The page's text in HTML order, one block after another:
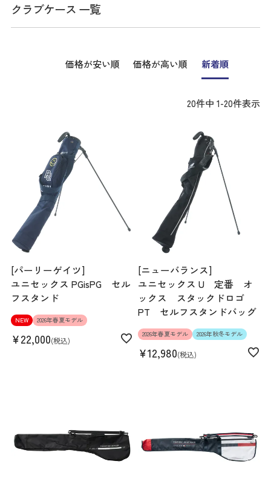
クラブケース 一覧
価格が安い順 価格が高い順 新着順
20件中 1-20件表示
[パーリーゲイツ]
ユニセックス PGisPG セル
フスタンド
NEW 2026年春夏モデル
¥22,000 税込
[ニューバランス]
ユニセックス U 定番 オ
ックス スタックドロゴ
PT セルフスタンドバッグ
2026年春夏モデル 2026年秋冬モデル
¥12,980 税込